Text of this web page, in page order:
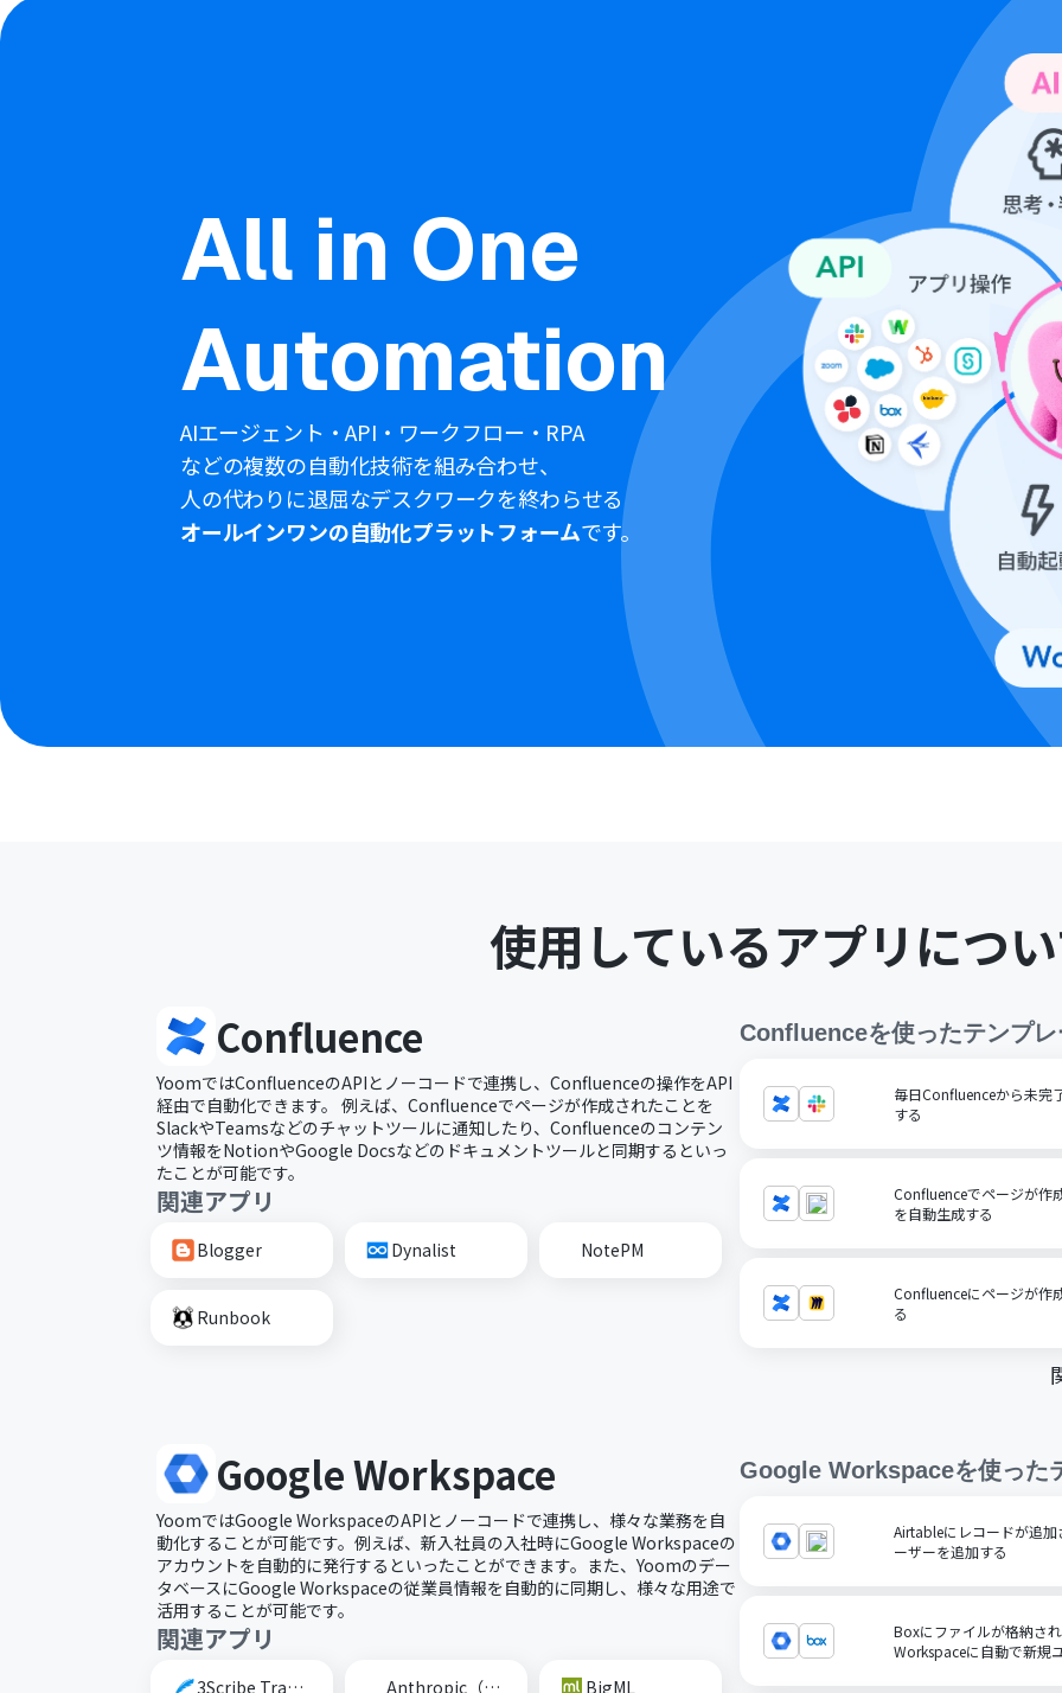
All in One
Automation
AIエージェント・API・ワークフロー・RPA
などの複数の自動化技術を組み合わせ、
人の代わりに退屈なデスクワークを終わらせる
オールインワンの自動化プラットフォームです。
使用しているアプリにつ
Confluence
YoomではConfluenceのAPIとノーコードで連携し、Confluenceの操作をAPI
経由で自動化できます。 例えば、Confluenceでページが作成されたことを
SlackやTeamsなどのチャットツールに通知したり、Confluenceのコンテン
ツ情報をNotionやGoogle Docsなどのドキュメントツールと同期するといっ
たことが可能です。
関連アプリ
Blogger Dynalist NotePM
Runbook
Confluenceを使ったテンプ
毎日Confluenceから未完
する
Confluenceでページが作
を自動生成する
Confluenceにページが作
る
Google Workspace
YoomではGoogle WorkspaceのAPIとノーコードで連携し、様々な業務を自
動化することが可能です。例えば、新入社員の入社時にGoogle Workspaceの
アカウントを自動的に発行するといったことができます。また、Yoomのデー
タベースにGoogle Workspaceの従業員情報を自動的に同期し、様々な用途で
活用することが可能です。
関連アプリ
3Scribe Transcription Anthropic（Claude） BigML
Google Workspaceを使った
Airtableにレコードが追
ーザーを追加する
Boxにファイルが格納さ
Workspaceに自動で新規